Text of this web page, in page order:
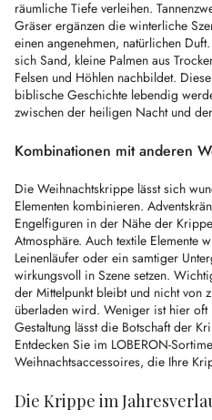
räumliche Tiefe verleihen.
Gräser ergänzen die winterliche
einen angenehmen, natürlichen
sich Sand, kleine Palmen aus
Felsen und Höhlen nachbildet.
biblische Geschichte lebendig
zwischen der heiligen Nacht und
Kombinationen mit anderen
Die Weihnachtskrippe lässt sich
Elementen kombinieren.
Engelfiguren in der Nähe der
Atmosphäre. Auch textile Elemente
Leinenläufer oder ein samtiger
wirkungsvoll in Szene setzen.
der Mittelpunkt bleibt und nicht von
überladen wird. Weniger ist hier
Gestaltung lässt die Botschaft der
Entdecken Sie im LOBERON-
Weihnachtsaccessoires, die Ihre
Die Krippe im